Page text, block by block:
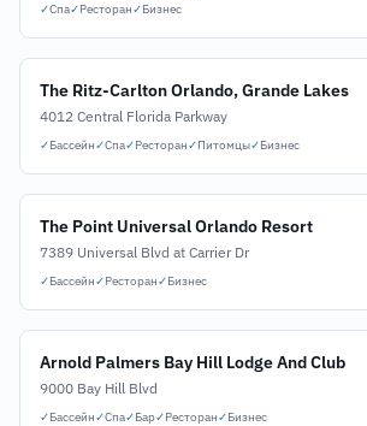
✓Спа✓Ресторан✓Бизнес
The Ritz-Carlton Orlando, Grande Lakes
4012 Central Florida Parkway
✓Бассейн✓Спа✓Ресторан✓Питомцы✓Бизнес
The Point Universal Orlando Resort
7389 Universal Blvd at Carrier Dr
✓Бассейн✓Ресторан✓Бизнес
Arnold Palmers Bay Hill Lodge And Club
9000 Bay Hill Blvd
✓Бассейн✓Спа✓Бар✓Ресторан✓Бизнес